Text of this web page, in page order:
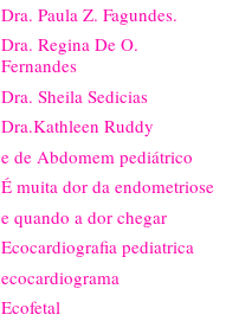
Dra. Paula Z. Fagundes.
Dra. Regina De O.
Fernandes
Dra. Sheila Sedicias
Dra.Kathleen Ruddy
e de Abdomem pediátrico
É muita dor da endometriose
e quando a dor chegar
Ecocardiografia pediatrica
ecocardiograma
Ecofetal